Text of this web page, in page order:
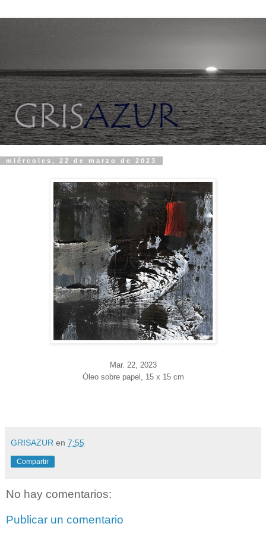
miércoles, 22 de marzo de 2023
Mar. 22, 2023
Óleo sobre papel, 15 x 15 cm
GRISAZUR en 7:55
Compartir
No hay comentarios:
Publicar un comentario